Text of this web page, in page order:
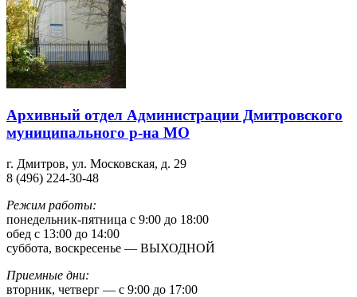
Архивный отдел Администрации Дмитровского
муниципального р-на МО
г. Дмитров, ул. Московская, д. 29
8 (496) 224-30-48
Режим работы:
понедельник-пятница с 9:00 до 18:00
обед с 13:00 до 14:00
суббота, воскресенье — ВЫХОДНОЙ
Приемные дни:
вторник, четверг — с 9:00 до 17:00